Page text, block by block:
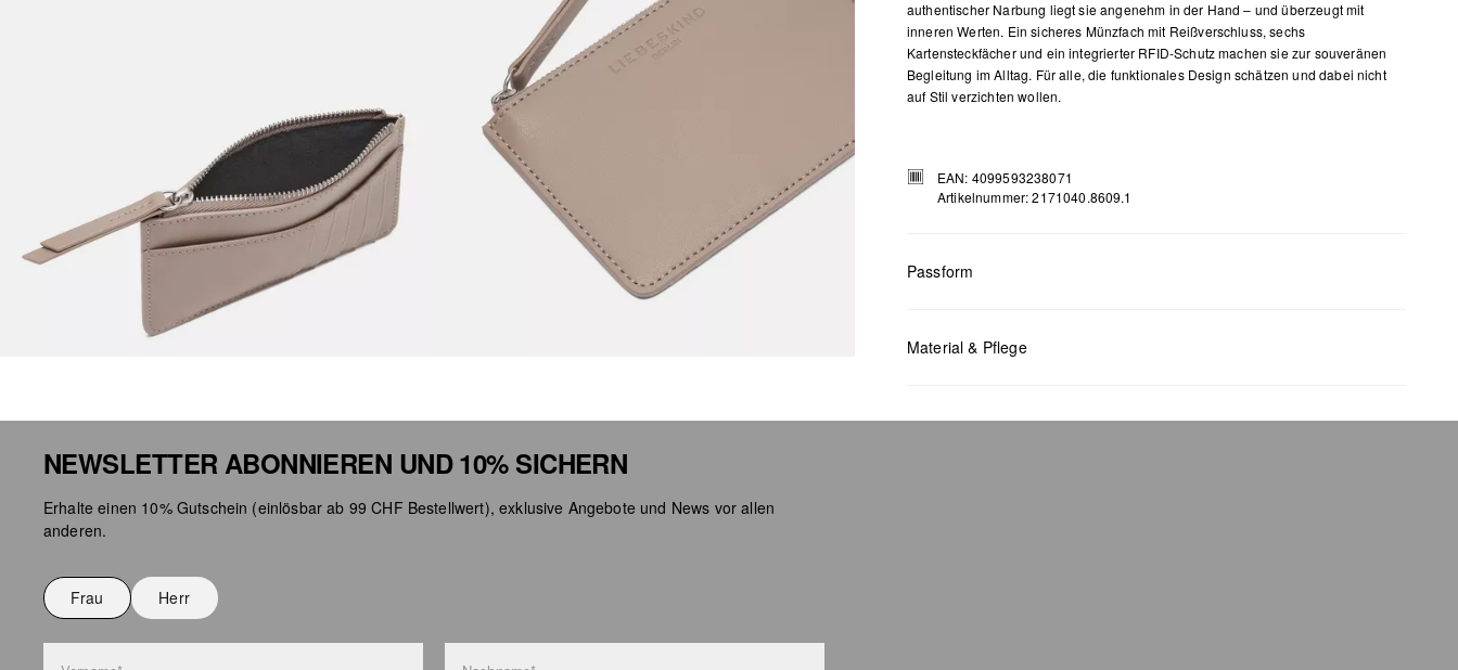
authentischer Narbung liegt sie angenehm in der Hand – und überzeugt mit
inneren Werten. Ein sicheres Münzfach mit Reißverschluss, sechs
Kartensteckfächer und ein integrierter RFID-Schutz machen sie zur souveränen
Begleitung im Alltag. Für alle, die funktionales Design schätzen und dabei nicht
auf Stil verzichten wollen.
EAN: 4099593238071
Artikelnummer: 2171040.8609.1
Passform
Material & Pflege
NEWSLETTER ABONNIEREN UND 10% SICHERN
Erhalte einen 10% Gutschein (einlösbar ab 99 CHF Bestellwert), exklusive Angebote und News vor allen
anderen.
Frau Herr